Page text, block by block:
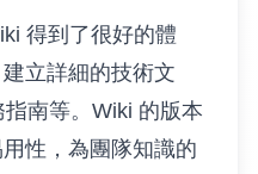
得到了很好的體
立詳細的技術文
南等。Wiki 的版本
性，為團隊知識的